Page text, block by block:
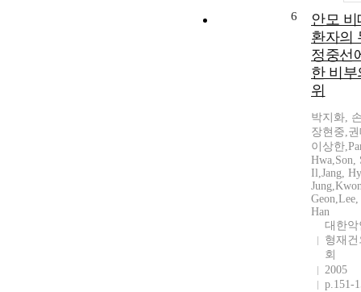
6
안모 비
환자의
정중선
한 비부
위
박지화,
장현중,
이상한
Hwa,Son,
Il,Jang,
Geon,Lee,
Han
대한
형재
회
2005
p.151-